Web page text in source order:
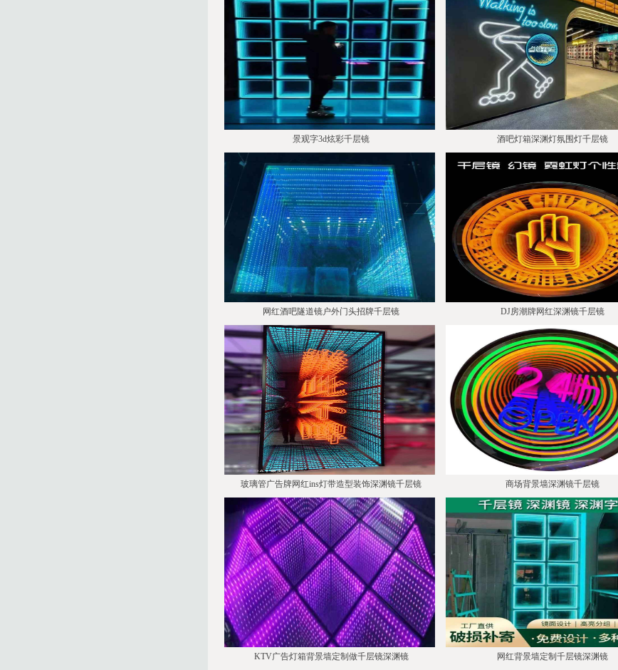
景观字3d炫彩千层镜 酒吧灯箱深渊灯氛围灯千层镜
网红酒吧隧道镜户外门头招牌千层镜 DJ房潮牌网红深渊镜千层镜
玻璃管广告牌网红ins灯带造型装饰深渊镜千层镜 商场背景墙深渊镜千层镜
KTV广告灯箱背景墙定制做千层镜深渊镜 网红背景墙定制千层镜深渊镜